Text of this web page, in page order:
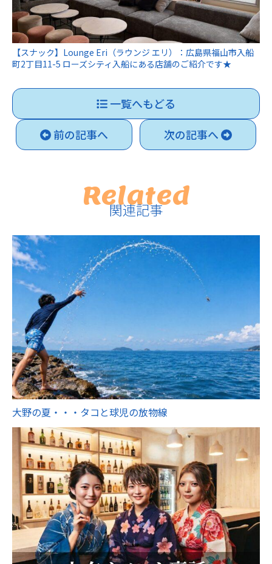
【スナック】Lounge Eri（ラウンジ エリ）：広島県福山市入船
町2丁目11-5 ローズシティ入船にある店舗のご紹介です★
一覧へもどる
前の記事へ
次の記事へ
Related
関連記事
大野の夏・・・タコと球児の放物線